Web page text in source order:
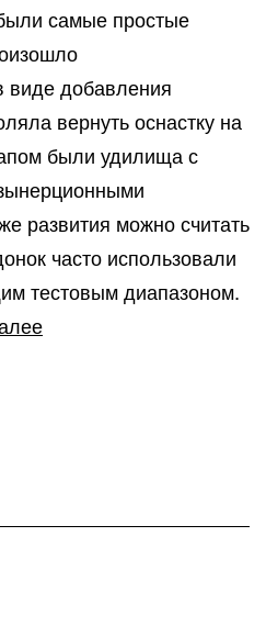
самые простые
виде добавления
вернуть оснастку на
были удилища с
развития можно считать
часто использовали
тестовым диапазоном.
Как
ловли